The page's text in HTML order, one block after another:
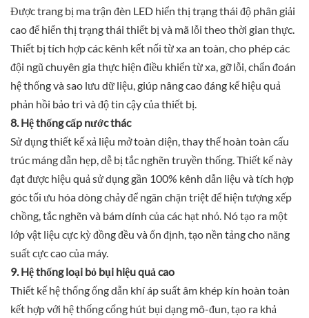
Được trang bị ma trận đèn LED hiển thị trạng thái độ phân giải
cao để hiển thị trạng thái thiết bị và mã lỗi theo thời gian thực.
Thiết bị tích hợp các kênh kết nối từ xa an toàn, cho phép các
đội ngũ chuyên gia thực hiện điều khiển từ xa, gỡ lỗi, chẩn đoán
hệ thống và sao lưu dữ liệu, giúp nâng cao đáng kể hiệu quả
phản hồi bảo trì và độ tin cậy của thiết bị.
8. Hệ thống cấp nước thác
Sử dụng thiết kế xả liệu mở toàn diện, thay thế hoàn toàn cấu
trúc máng dẫn hẹp, dễ bị tắc nghẽn truyền thống. Thiết kế này
đạt được hiệu quả sử dụng gần 100% kênh dẫn liệu và tích hợp
góc tối ưu hóa dòng chảy để ngăn chặn triệt để hiện tượng xếp
chồng, tắc nghẽn và bám dính của các hạt nhỏ. Nó tạo ra một
lớp vật liệu cực kỳ đồng đều và ổn định, tạo nền tảng cho năng
suất cực cao của máy.
9. Hệ thống loại bỏ bụi hiệu quả cao
Thiết kế hệ thống ống dẫn khí áp suất âm khép kín hoàn toàn
kết hợp với hệ thống cổng hút bụi dạng mô-đun, tạo ra khả